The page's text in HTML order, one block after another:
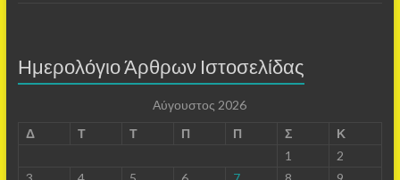
Ημερολόγιο Άρθρων Ιστοσελίδας
Αύγουστος 2026
Δ
Τ Τ Π Π Σ
Κ
1
2